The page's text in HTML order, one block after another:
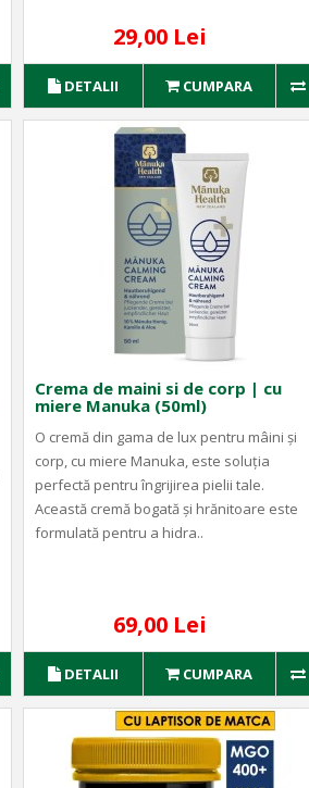
29,00 Lei
DETALII CUMPARA
Crema de maini si de corp | cu
miere Manuka (50ml)
O cremă din gama de lux pentru mâini și
corp, cu miere Manuka, este soluția
perfectă pentru îngrijirea pielii tale.
Această cremă bogată și hrănitoare este
formulată pentru a hidra..
69,00 Lei
DETALII CUMPARA